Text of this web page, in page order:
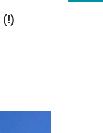
(!)